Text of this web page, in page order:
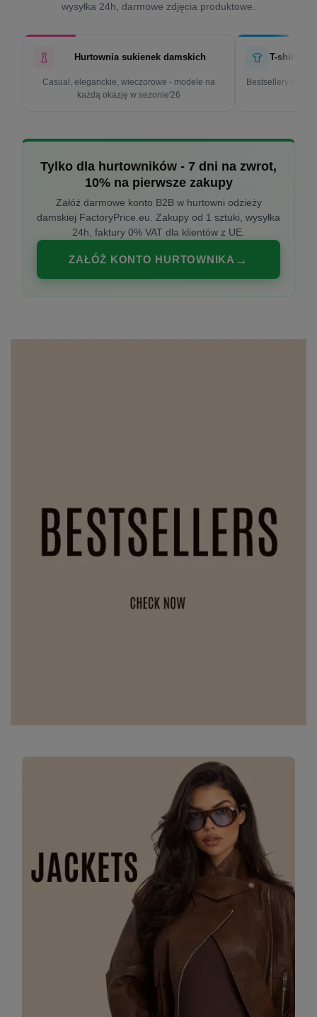
wysyłka 24h, darmowe zdjęcia produktowe.
Hurtownia sukienek damskich
Casual, eleganckie, wieczorowe - modele na
każdą okazję w sezonie'26
T-shirty
Bestsellery w
Tylko dla hurtowników - 7 dni na zwrot,
10% na pierwsze zakupy
Załóż darmowe konto B2B w hurtowni odzieży
damskiej FactoryPrice.eu. Zakupy od 1 sztuki, wysyłka
24h, faktury 0% VAT dla klientów z UE.
ZAŁÓŻ KONTO HURTOWNIKA